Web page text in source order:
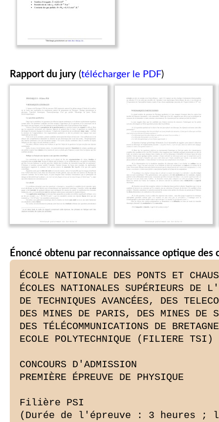
Rapport du jury (télécharger le PDF)
Énoncé obtenu par reconnaissance optique des
ÉCOLE NATIONALE DES PONTS ET
ÉCOLES NATIONALES SUPÉRIEURS DE
DE TECHNIQUES AVANCÉES, DES
DES MINES DE PARIS, DES MINES DE
DES TÉLÉCOMMUNICATIONS DE BRETAGNE
ECOLE POLYTECHNIQUE (FILIERE TSI)
CONCOURS D'ADMISSION
PREMIÈRE ÉPREUVE DE PHYSIQUE
Filière PSI
(Durée de l'épreuve : 3 heures